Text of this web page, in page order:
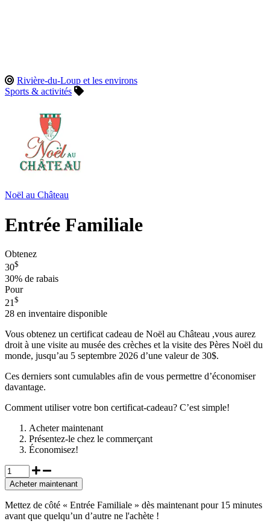
Rivière-du-Loup et les environs
Sports & activités
Noël au Château
Entrée Familiale
Obtenez
30$
30% de rabais
Pour
21 $
28 en inventaire disponible
Vous obtenez un certificat cadeau de Noël au Château ,vous aurez
droit à une visite au musée des crèches et la visite des Pères Noël du
monde, jusqu’au 5 septembre 2026 d’une valeur de 30$.
Ces derniers sont cumulables afin de vous permettre d’économiser
davantage.
Comment utiliser votre bon certificat-cadeau? C’est simple!
Acheter maintenant
Présentez-le chez le commerçant
Économisez!
Acheter maintenant
Mettez de côté « Entrée Familiale » dès maintenant pour 15 minutes
avant que quelqu’un d’autre ne l'achète !